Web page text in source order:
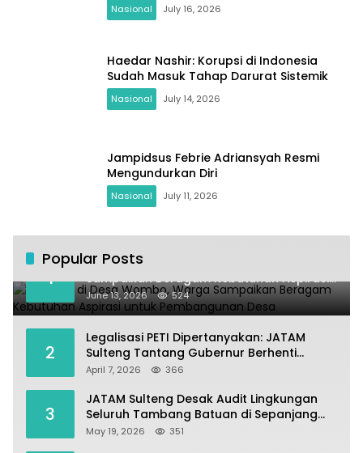
Nasional July 16, 2026
Haedar Nashir: Korupsi di Indonesia
Sudah Masuk Tahap Darurat Sistemik
Nasional July 14, 2026
Jampidsus Febrie Adriansyah Resmi
Mengundurkan Diri
Nasional July 11, 2026
Popular Posts
1
Kundapil di Desa Wombo, Warga
Sampaikan Beragam Kebutuhan Aspirasi
untuk Pembangunan Desa
June 13, 2026 524
2
Legalisasi PETI Dipertanyakan: JATAM
Sulteng Tantang Gubernur Berhenti
Andalkan Tambang dan Selamatkan
April 7, 2026 366
3
JATAM Sulteng Desak Audit Lingkungan
Seluruh Tambang Batuan di Sepanjang
Pesisir Palu–Donggala
May 19, 2026 351